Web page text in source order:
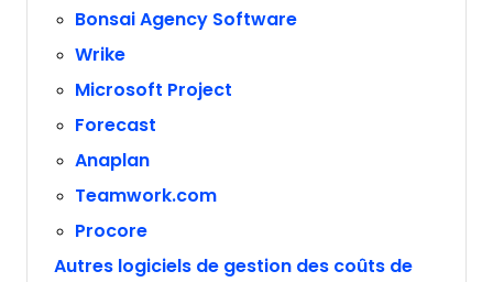
Bonsai Agency Software
Wrike
Microsoft Project
Forecast
Anaplan
Teamwork.com
Procore
Autres logiciels de gestion des coûts de